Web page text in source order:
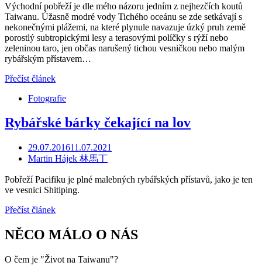
Východní pobřeží je dle mého názoru jedním z nejhezčích koutů
Taiwanu. Úžasně modré vody Tichého oceánu se zde setkávají s
nekonečnými plážemi, na které plynule navazuje úzký pruh země
porostlý subtropickými lesy a terasovými políčky s rýží nebo
zeleninou taro, jen občas narušený tichou vesničkou nebo malým
rybářským přístavem…
Přečíst článek
Fotografie
Rybářské bárky čekající na lov
29.07.201611.07.2021
Martin Hájek 林馬丁
Pobřeží Pacifiku je plné malebných rybářských přístavů, jako je ten
ve vesnici Shitiping.
Přečíst článek
NĚCO MÁLO O NÁS
O čem je "Život na Taiwanu"?